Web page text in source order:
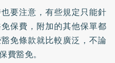
要注意，有些規定只能針
保費，附加的其他保單都
免條款就比較廣泛，不論
費豁免。